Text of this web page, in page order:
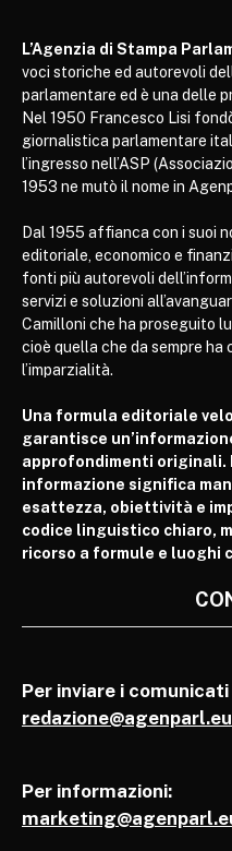
L’Agenzia di Stampa
voci storiche ed autorevoli
parlamentare ed è una delle
Nel 1950 Francesco Lisi
giornalistica parlamentare
l’ingresso nell’ASP
1953 ne mutò il nome in
Dal 1955 affianca con i suoi
editoriale, economico e
fonti più autorevoli
servizi e soluzioni
Camilloni che ha proseguito
cioè quella che da sempre ha
l’imparzialità.
Una formula editoriale
garantisce
approfondimenti originali.
informazione significa
esattezza, obiettività e
codice linguistico chiaro,
ricorso a formule e luoghi
Per inviare i
redazione@agenparl.eu
Per informazioni: